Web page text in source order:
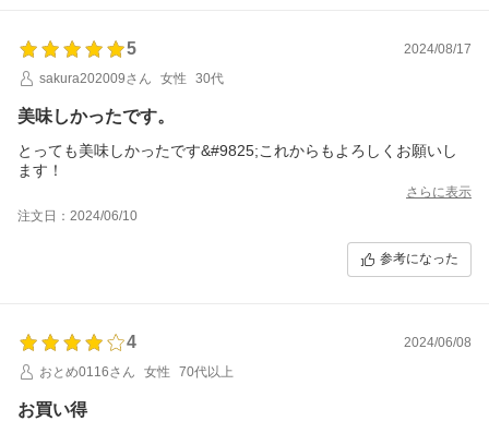
5
2024/08/17
sakura202009さん
女性 30代
美味しかったです。
とっても美味しかったです&#9825;これからもよろしくお願いし
ます！
さらに表示
注文日：2024/06/10
参考になった
4
2024/06/08
おとめ0116さん
女性 70代以上
お買い得